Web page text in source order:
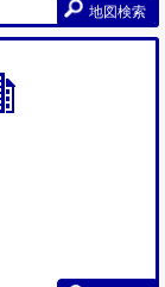
地図検索